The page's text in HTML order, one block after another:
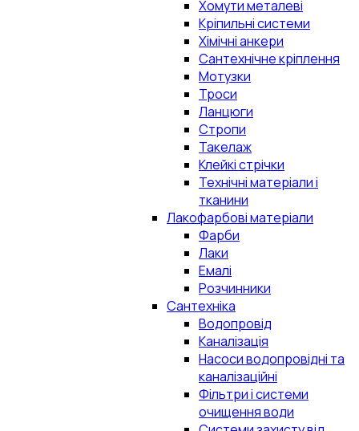
Хомути металеві
Кріпильні системи
Хімічні анкери
Сантехнічне кріплення
Мотузки
Троси
Ланцюги
Стропи
Такелаж
Клейкі стрічки
Технічні матеріали і
тканини
Лакофарбові матеріали
Фарби
Лаки
Емалі
Розчинники
Сантехніка
Водопровід
Каналізація
Насоси водопровідні та
каналізаційні
Фільтри і системи
очищення води